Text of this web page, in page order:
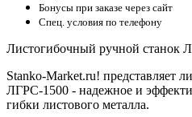
Бонусы при заказе через сайт
Спец. условия по телефону
Листогибочный ручной станок
Stanko-Market.ru! представляет
ЛГРС-1500 - надежное и
гибки листового металла.